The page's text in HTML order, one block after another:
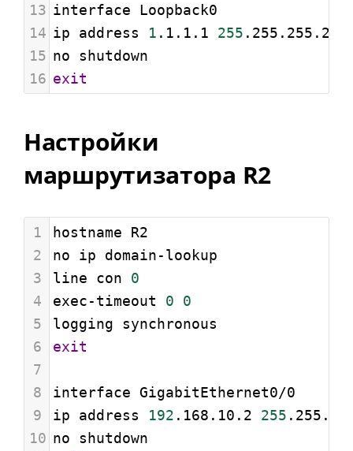
13 interface Loopback0
14 ip address 1 .1.1.1 255 .255.255.255
15 no shutdown
16 exit
Настройки
маршрутизатора R2
1
hostname R2
2
no ip domain-lookup
3
line con 0
4
exec-timeout 0
0
5
logging synchronous
6
exit
7
8
interface GigabitEthernet0/0
9
ip address 192 .168.10.2 255
10 no shutdown